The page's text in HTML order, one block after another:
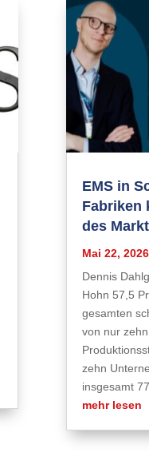
EMS in
Fabriken
des
Mai 22, 2026
Dennis
Hohn 57,5
gesamten
von nur
zehn
insgesamt
mehr lesen